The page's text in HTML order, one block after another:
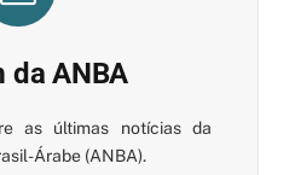
da ANBA
as últimas notícias da
Árabe (ANBA).